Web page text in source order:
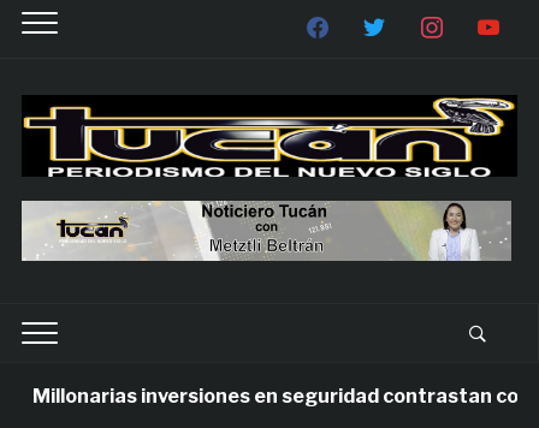
inversiones en seguridad contrastan con la